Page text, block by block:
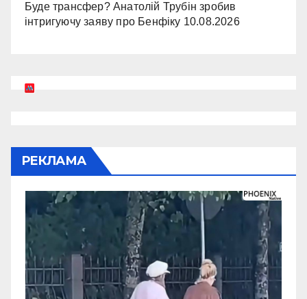
Буде трансфер? Анатолій Трубін зробив
інтригуючу заяву про Бенфіку 10.08.2026
РЕКЛАМА